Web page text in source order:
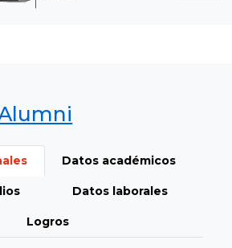
Datos académicos
Datos laborales
Logros